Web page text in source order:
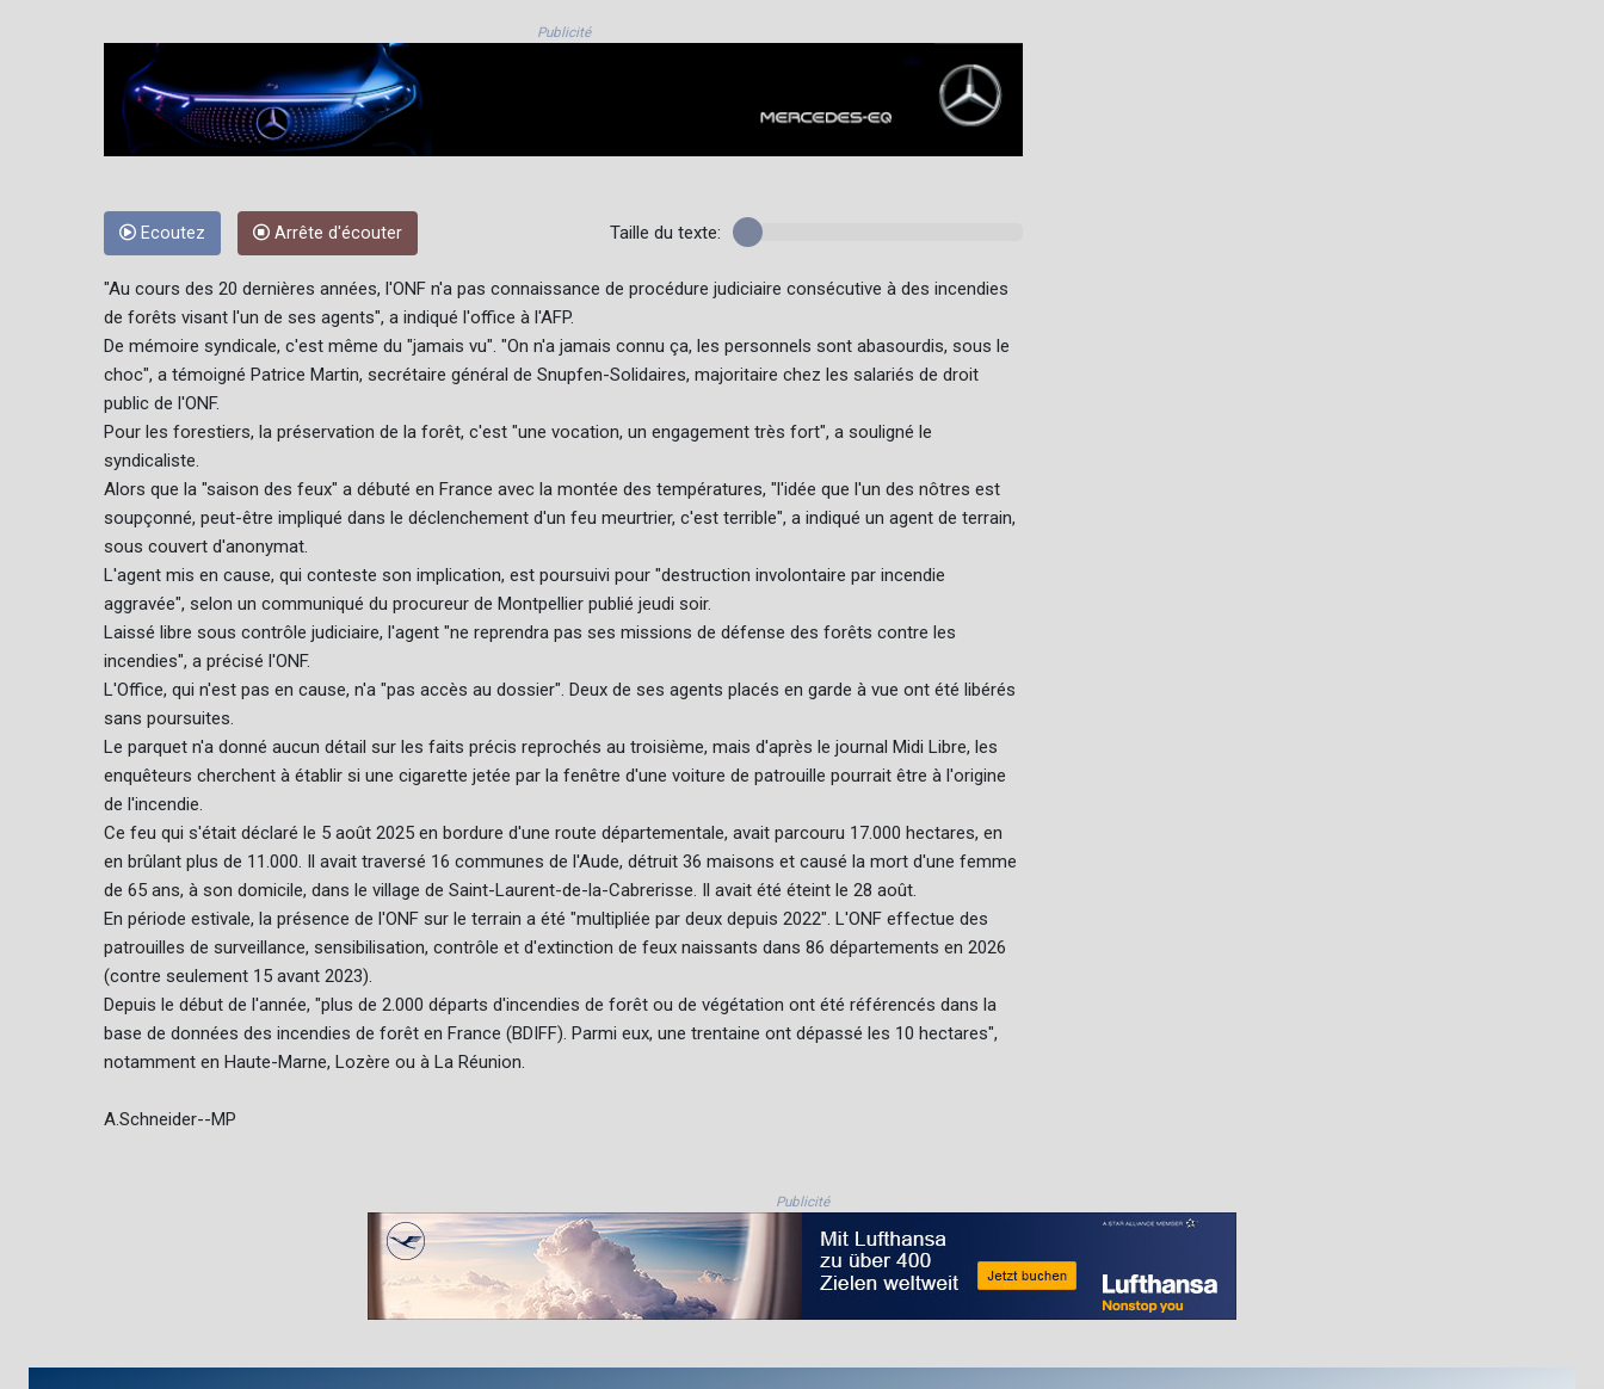
Publicité
Ecoutez Arrête d'écouter Taille du texte:
"Au cours des 20 dernières années, l'ONF n'a pas connaissance de procédure judiciaire consécutive à des incendies
de forêts visant l'un de ses agents", a indiqué l'office à l'AFP.
De mémoire syndicale, c'est même du "jamais vu". "On n'a jamais connu ça, les personnels sont abasourdis, sous le
choc", a témoigné Patrice Martin, secrétaire général de Snupfen-Solidaires, majoritaire chez les salariés de droit
public de l'ONF.
Pour les forestiers, la préservation de la forêt, c'est "une vocation, un engagement très fort", a souligné le
syndicaliste.
Alors que la "saison des feux" a débuté en France avec la montée des températures, "l'idée que l'un des nôtres est
soupçonné, peut-être impliqué dans le déclenchement d'un feu meurtrier, c'est terrible", a indiqué un agent de terrain,
sous couvert d'anonymat.
L'agent mis en cause, qui conteste son implication, est poursuivi pour "destruction involontaire par incendie
aggravée", selon un communiqué du procureur de Montpellier publié jeudi soir.
Laissé libre sous contrôle judiciaire, l'agent "ne reprendra pas ses missions de défense des forêts contre les
incendies", a précisé l'ONF.
L'Office, qui n'est pas en cause, n'a "pas accès au dossier". Deux de ses agents placés en garde à vue ont été libérés
sans poursuites.
Le parquet n'a donné aucun détail sur les faits précis reprochés au troisième, mais d'après le journal Midi Libre, les
enquêteurs cherchent à établir si une cigarette jetée par la fenêtre d'une voiture de patrouille pourrait être à l'origine
de l'incendie.
Ce feu qui s'était déclaré le 5 août 2025 en bordure d'une route départementale, avait parcouru 17.000 hectares, en
en brûlant plus de 11.000. Il avait traversé 16 communes de l'Aude, détruit 36 maisons et causé la mort d'une femme
de 65 ans, à son domicile, dans le village de Saint-Laurent-de-la-Cabrerisse. Il avait été éteint le 28 août.
En période estivale, la présence de l'ONF sur le terrain a été "multipliée par deux depuis 2022". L'ONF effectue des
patrouilles de surveillance, sensibilisation, contrôle et d'extinction de feux naissants dans 86 départements en 2026
(contre seulement 15 avant 2023).
Depuis le début de l'année, "plus de 2.000 départs d'incendies de forêt ou de végétation ont été référencés dans la
base de données des incendies de forêt en France (BDIFF). Parmi eux, une trentaine ont dépassé les 10 hectares",
notamment en Haute-Marne, Lozère ou à La Réunion.
A.Schneider--MP
Publicité